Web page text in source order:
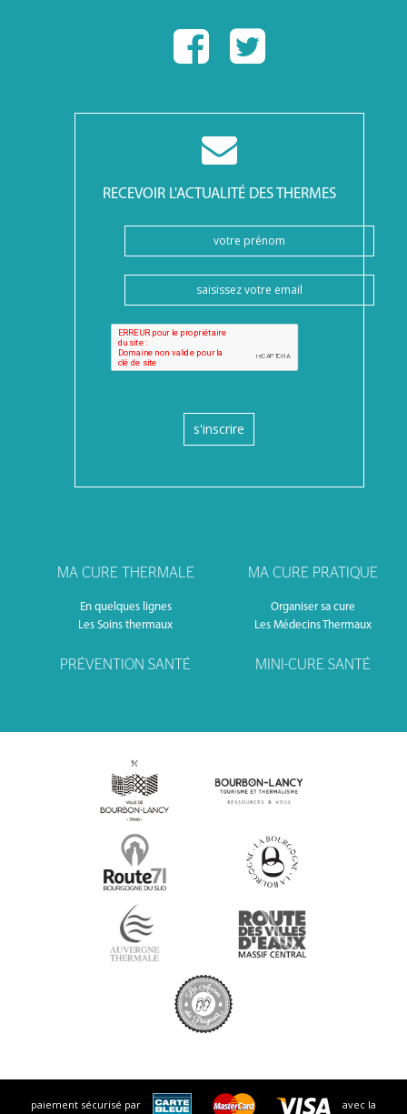
RECEVOIR L'ACTUALITÉ DES THERMES
s'inscrire
MA CURE THERMALE
En quelques lignes
Les Soins thermaux
MA CURE PRATIQUE
Organiser sa cure
Les Médecins Thermaux
PRÉVENTION SANTÉ MINI-CURE SANTÉ
paiement sécurisé par avec la